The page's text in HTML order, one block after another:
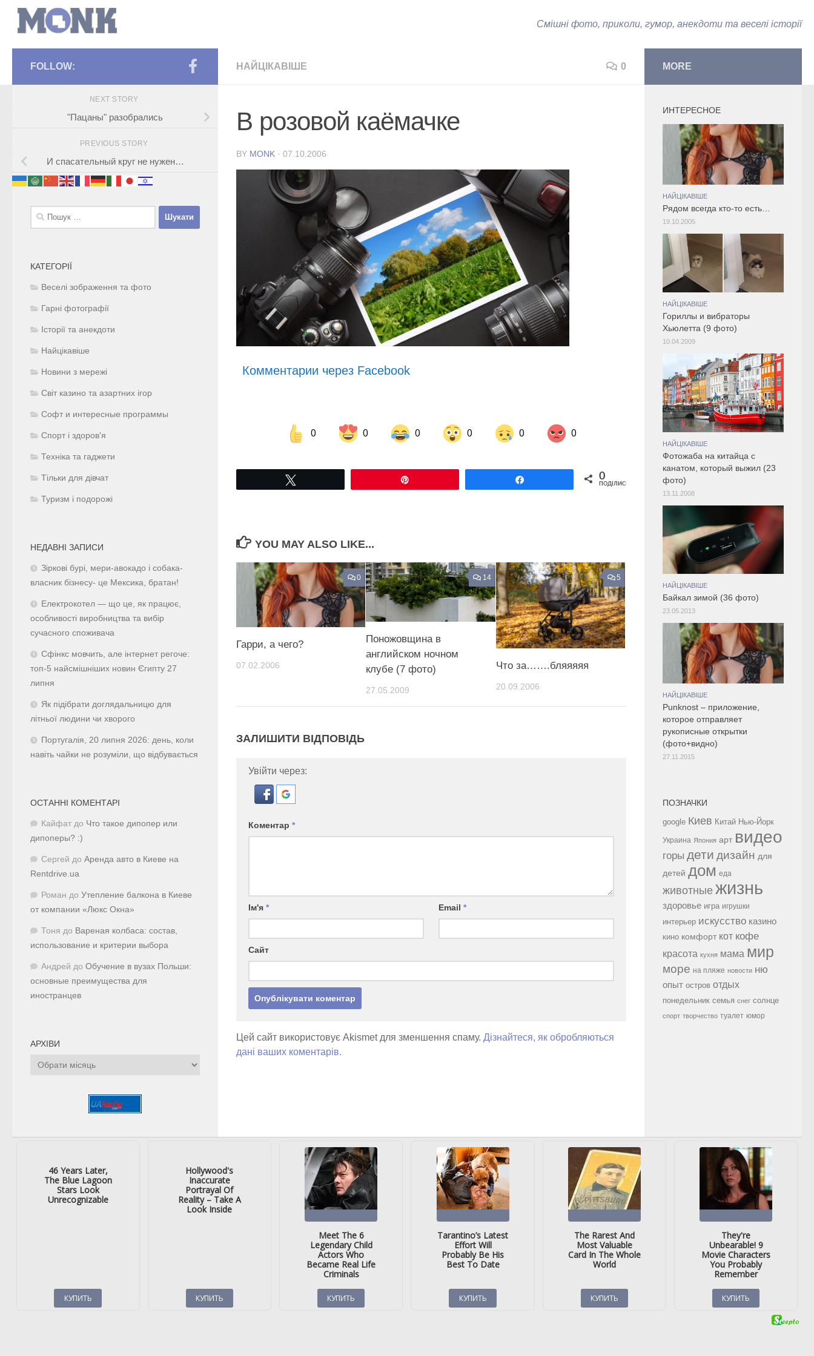
Смішні фото, приколи, гумор, анекдоти та веселі історії
НАЙЦІКАВІШЕ 0
В розовой каёмачке
BY MONK · 07.10.2006
Комментарии через Facebook
0 0 0 0 0 0
Share on Facebook Share on LinkedIn Share on Twitter 0
ПОДІЛИСЬ
YOU MAY ALSO LIKE...
0
Гарри, а чего?
07.02.2006
14
Поножовщина в
английском ночном
клубе (7 фото)
27.05.2009
5
Что за…….бляяяяя
20.09.2006
ЗАЛИШИТИ ВІДПОВІДЬ
Увійти через:
Коментар *
Ім'я * Email*
Сайт
Цей сайт використовує Akismet для зменшення спаму. Дізнайтеся, як обробляються
дані ваших коментарів.
FOLLOW:
NEXT STORY
"Пацаны" разобрались
PREVIOUS STORY
И спасательный круг не нужен…
Пошук:
КАТЕГОРІЇ
Веселі зображення та фото
Гарні фотографії
Історії та анекдоти
Найцікавіше
Новини з мережі
Світ казино та азартних ігор
Софт и интересные программы
Спорт і здоров'я
Техніка та гаджети
Тільки для дівчат
Туризм і подорожі
НЕДАВНІ ЗАПИСИ
Зіркові бурі, мери-авокадо і собака-
власник бізнесу- це Мексика, братан!
Електрокотел — що це, як працює,
особливості виробництва та вибір
сучасного споживача
Сфінкс мовчить, але інтернет регоче:
топ-5 найсмішніших новин Єгипту 27
липня
Як підібрати доглядальницю для
літньої людини чи хворого
Португалія, 20 липня 2026: день, коли
навіть чайки не розуміли, що відбувається
ОСТАННІ КОМЕНТАРІ
Кайфат до Что такое дипопер или
дипоперы? :)
Сергей до Аренда авто в Киеве на
Rentdrive.ua
Роман до Утепление балкона в Киеве
от компании «Люкс Окна»
Тоня до Вареная колбаса: состав,
использование и критерии выбора
Андрей до Обучение в вузах Польши:
основные преимущества для
иностранцев
АРХІВИ
Архіви
MORE
ИНТЕРЕСНОЕ
НАЙЦІКАВІШЕ
Рядом всегда кто-то есть…
19.10.2005
НАЙЦІКАВІШЕ
Гориллы и вибраторы
Хьюлетта (9 фото)
10.04.2009
НАЙЦІКАВІШЕ
Фотожаба на китайца с
канатом, который выжил (23
фото)
13.11.2008
НАЙЦІКАВІШЕ
Байкал зимой (36 фото)
23.05.2013
НАЙЦІКАВІШЕ
Punknost – приложение,
которое отправляет
рукописные открытки
(фото+видно)
27.11.2015
ПОЗНАЧКИ
google Киев Китай Нью-Йорк
Украина Япония арт видео
горы дети дизайн для
детей дом еда
животные жизнь
здоровье игра игрушки
интерьер искусство казино
кино комфорт кот кофе
красота кухня мама мир
море на пляже новости ню
опыт остров отдых
понедельник семья снег солнце
спорт творчество туалет юмор